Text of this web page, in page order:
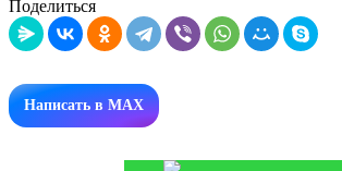
Поделиться
Написать в MAX